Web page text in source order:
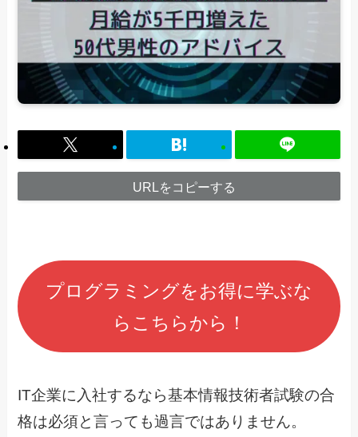
URLをコピーする
プログラミングをお得に学ぶな
らこちらから！
IT企業に入社するなら基本情報技術者試験の合
格は必須と言っても過言ではありません。